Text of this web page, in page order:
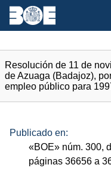
Resolución de 11 de
de Azuaga (Badajoz),
empleo público para
Publicado en:
«BOE» núm. 300,
páginas 36656 a